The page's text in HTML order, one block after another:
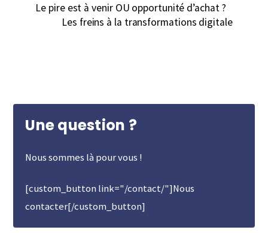
Le pire est à venir OU opportunité d’achat ?
Les freins à la transformations digitale
Une question ?
Nous sommes là pour vous !
[custom_button link="/contact/"]Nous
contacter[/custom_button]